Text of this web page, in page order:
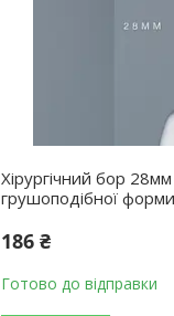
Хірургічний бор
грушоподібної
186 ₴
Готово до відправки